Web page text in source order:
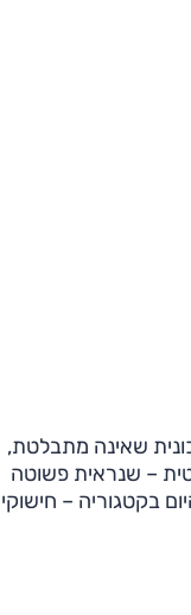
שאינה מתבלטת,
– שנראית פשוטה
בקטגוריה – חישוקי